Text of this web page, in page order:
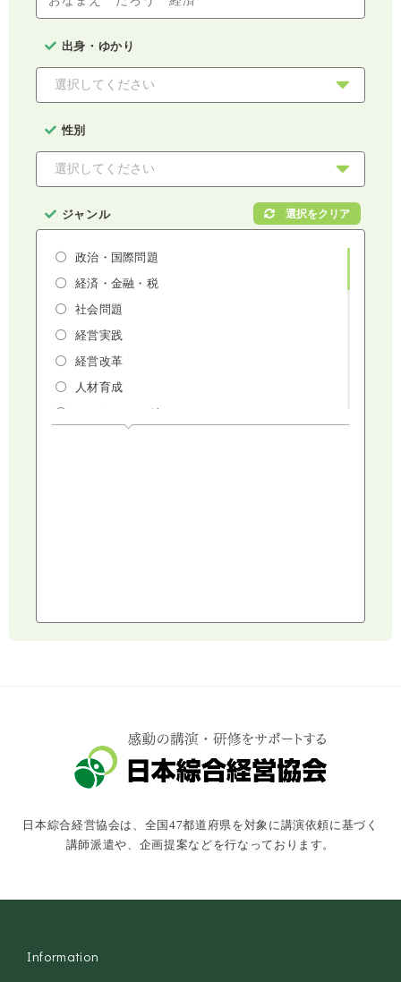
出身・ゆかり
性別
ジャンル
政治・国際問題
経済・金融・税
社会問題
経営実践
経営改革
人材育成
マーケティング
コミュニケーション・話し方
キャスター・アナウンサー
俳優・タレント・モデル
落語・講談・色物
安全大会
日本綜合経営協会は、全国47都道府県を対象に講演依頼に基づく
講師派遣や、企画提案などを行なっております。
Information